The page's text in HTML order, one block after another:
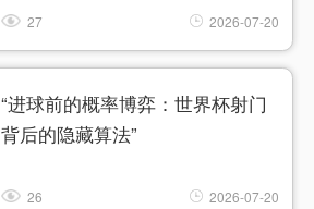
27 2026-07-20
“进球前的概率博弈：世界杯射门
背后的隐藏算法”
26 2026-07-20